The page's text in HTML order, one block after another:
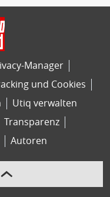
Manager
und Cookies
Utiq verwalten
Transparenz
Autoren